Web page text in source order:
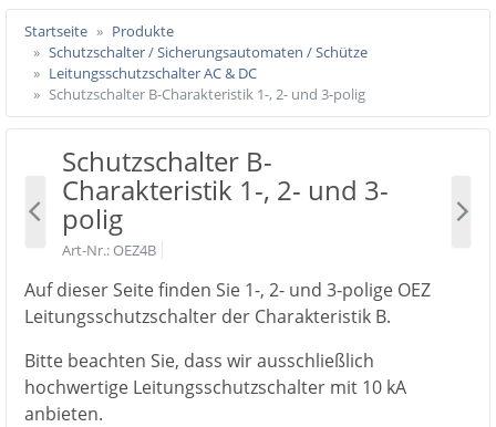
Startseite
Produkte
Schutzschalter / Sicherungsautomaten / Schütze
Leitungsschutzschalter AC & DC
Schutzschalter B-Charakteristik 1-, 2- und 3-polig
Schutzschalter B-
Charakteristik 1-, 2- und 3-
polig
Art-Nr. OEZ4B
Auf dieser Seite finden Sie 1-, 2- und 3-polige OEZ
Leitungsschutzschalter der Charakteristik B.
Bitte beachten Sie, dass wir ausschließlich
hochwertige Leitungsschutzschalter mit 10 kA
anbieten.